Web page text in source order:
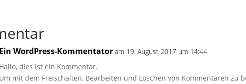
Ein WordPress-Kommentator am 19. August 2017 um 14:44
Hallo, dies ist ein Kommentar.
Um mit dem Freischalten, Bearbeiten und Löschen von Kommentaren zu